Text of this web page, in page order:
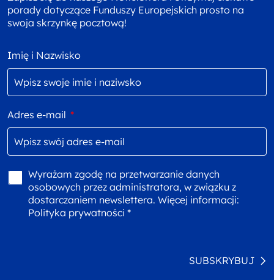
porady dotyczące Funduszy Europejskich prosto na
swoja skrzynkę pocztową!
Imię i Nazwisko
Adres e-mail *
Wyrażam zgodę na przetwarzanie danych
osobowych przez administratora, w związku z
dostarczaniem newslettera. Więcej informacji:
Polityka prywatności *
SUBSKRYBUJ